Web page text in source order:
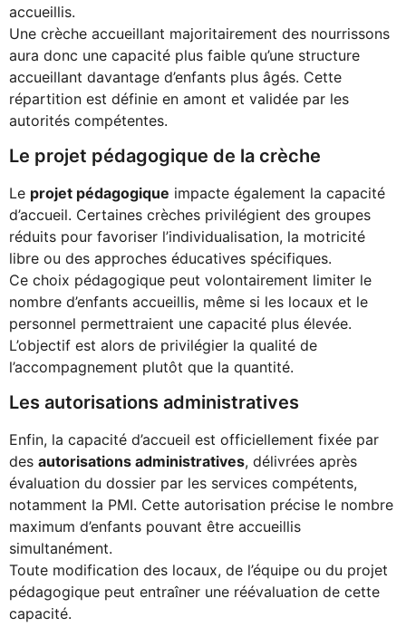
accueillis.
Une crèche accueillant majoritairement des nourrissons
aura donc une capacité plus faible qu’une structure
accueillant davantage d’enfants plus âgés. Cette
répartition est définie en amont et validée par les
autorités compétentes.
Le projet pédagogique de la crèche
Le projet pédagogique impacte également la capacité
d’accueil. Certaines crèches privilégient des groupes
réduits pour favoriser l’individualisation, la motricité
libre ou des approches éducatives spécifiques.
Ce choix pédagogique peut volontairement limiter le
nombre d’enfants accueillis, même si les locaux et le
personnel permettraient une capacité plus élevée.
L’objectif est alors de privilégier la qualité de
l’accompagnement plutôt que la quantité.
Les autorisations administratives
Enfin, la capacité d’accueil est officiellement fixée par
des autorisations administratives, délivrées après
évaluation du dossier par les services compétents,
notamment la PMI. Cette autorisation précise le nombre
maximum d’enfants pouvant être accueillis
simultanément.
Toute modification des locaux, de l’équipe ou du projet
pédagogique peut entraîner une réévaluation de cette
capacité.